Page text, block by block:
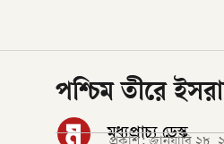
পশ্চিম তীরে
মধ্যপ্রাচ্য ডেস্ক